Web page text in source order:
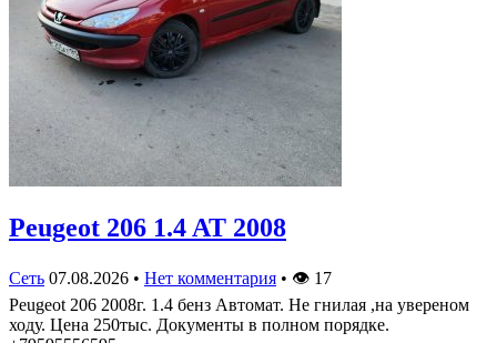
Peugeot 206 1.4 AT 2008
Сеть 07.08.2026 • Нет комментария • 👁 17
Peugeot 206 2008г. 1.4 бенз Автомат. Не гнилая ,на увереном
ходу. Цена 250тыс. Документы в полном порядке.